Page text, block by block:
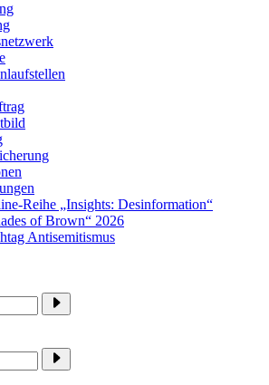
Reihe „Insights: Desinformation“
of Brown“ 2026
Antisemitismus